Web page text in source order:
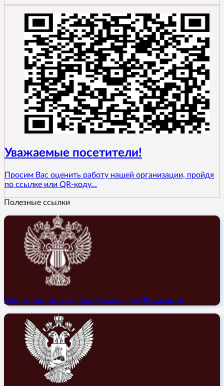
Уважаемые посетители!
Просим Вас оценить работу нашей организации, пройдя
по ссылке или QR-коду...
Полезные ссылки
Министерство культуры Российской Федерации